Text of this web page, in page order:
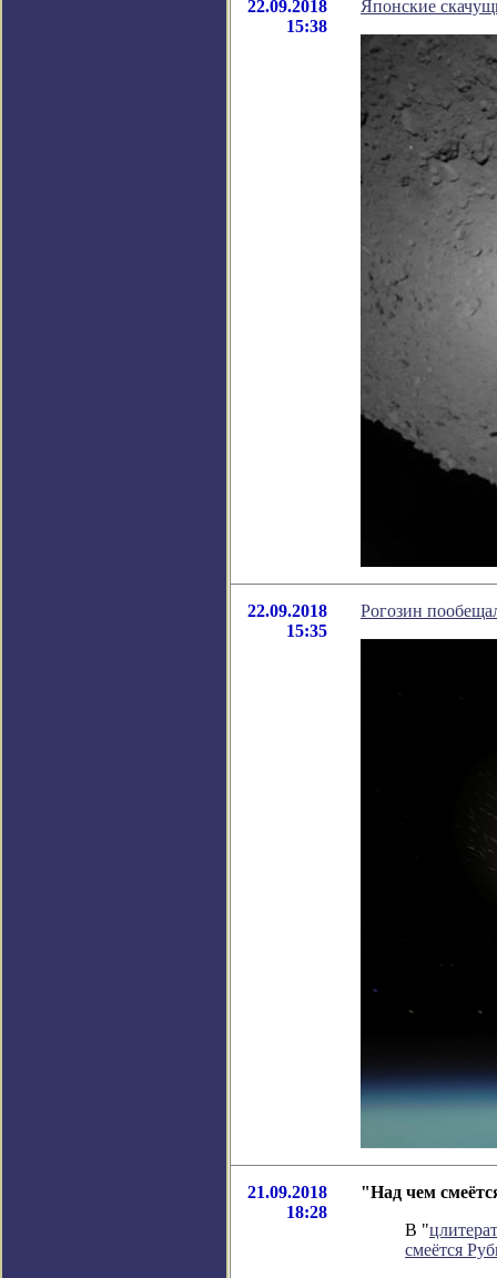
22.09.2018
15:38
Японские
22.09.2018
15:35
Рогозин
21.09.2018
18:28
"Над чем
В "
смеётся